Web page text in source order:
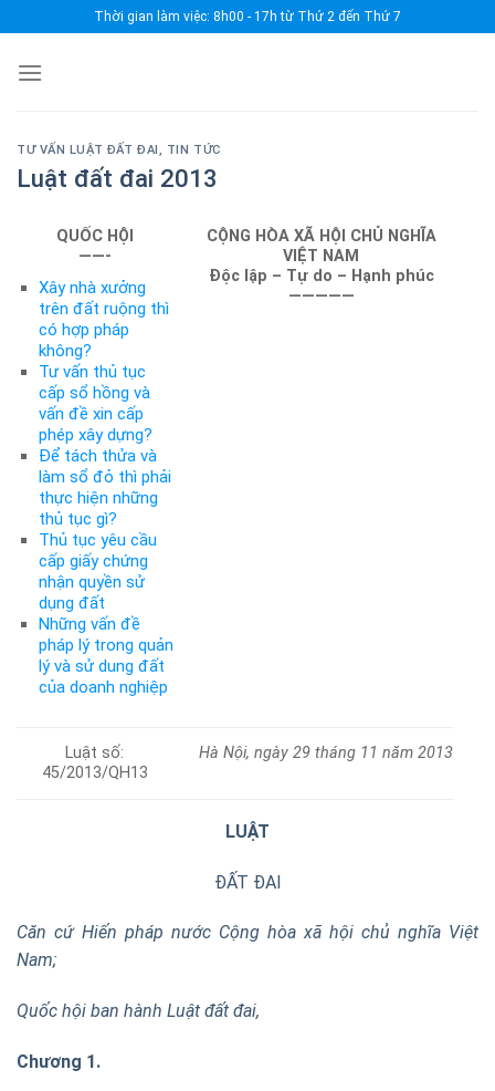
to
content
Thời gian làm việc: 8h00 - 17h từ Thứ 2 đến Thứ 7
TƯ VẤN LUẬT ĐẤT ĐAI, TIN TỨC
Luật đất đai 2013
QUỐC HỘI
——-
Xây nhà xưởng
trên đất ruộng thì
có hợp pháp
không?
Tư vấn thủ tục
cấp sổ hồng và
vấn đề xin cấp
phép xây dựng?
Để tách thửa và
làm sổ đỏ thì phải
thực hiện những
thủ tục gì?
Thủ tục yêu cầu
cấp giấy chứng
nhận quyền sử
dụng đất
Những vấn đề
pháp lý trong quản
lý và sử dung đất
của doanh nghiệp
CỘNG HÒA XÃ HỘI CHỦ NGHĨA
VIỆT NAM
Độc lập – Tự do – Hạnh phúc
—————
Luật số:
45/2013/QH13
Hà Nội, ngày 29 tháng 11 năm 2013
LUẬT
ĐẤT ĐAI
Căn cứ Hiến pháp nước Cộng hòa xã hội chủ nghĩa Việt
Nam;
Quốc hội ban hành Luật đất đai,
Chương 1.